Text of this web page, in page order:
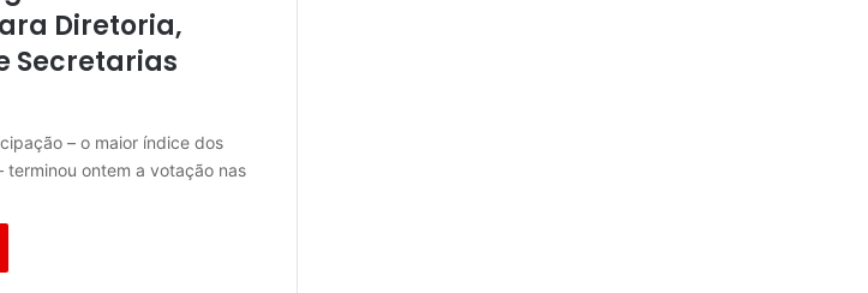
Diretoria,
Secretarias
– o maior índice dos
terminou ontem a votação nas